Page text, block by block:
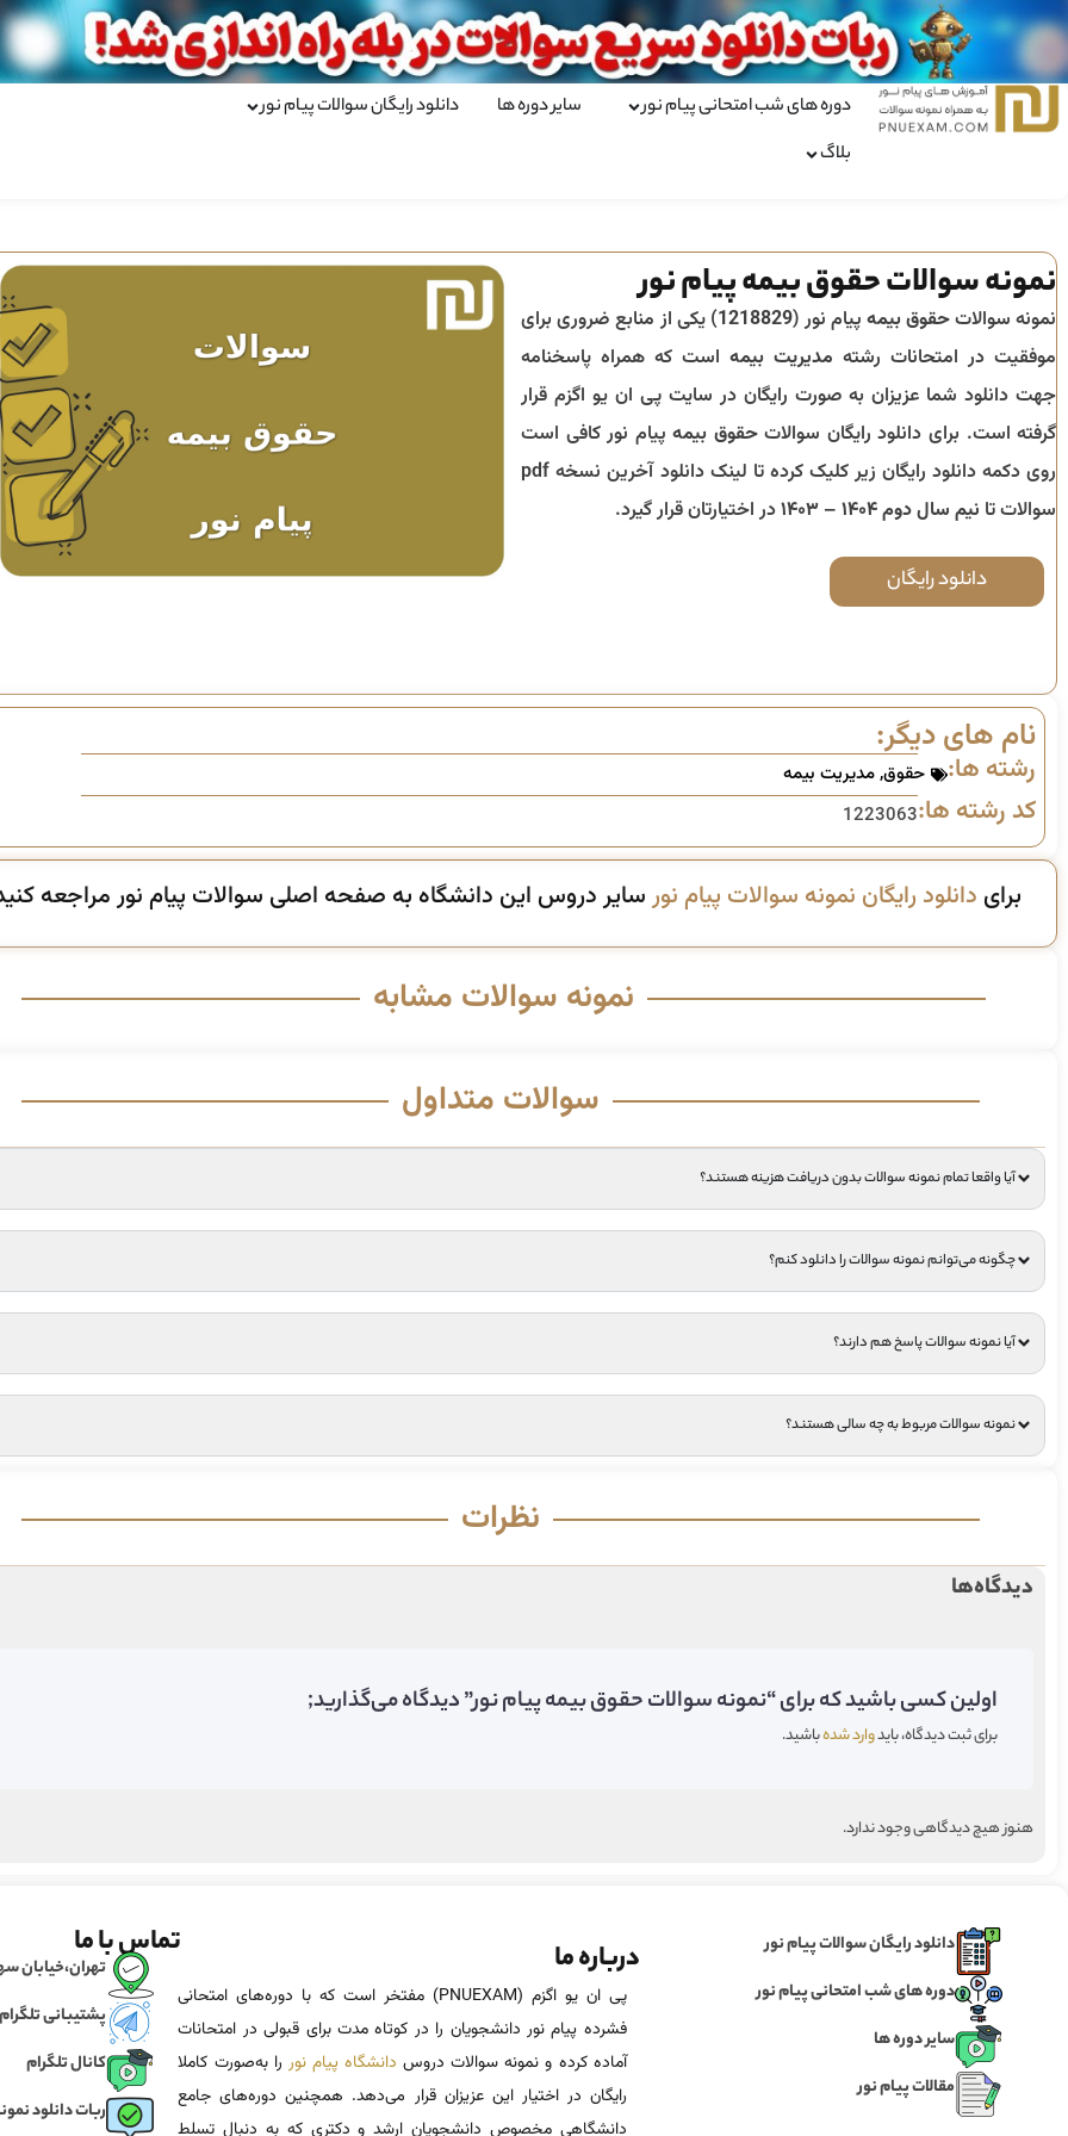
دوره های شب امتحانی پیام نور سایر دوره ها
دانلود رایگان سوالات پیام نور
بلاگ
نمونه سوالات حقوق بیمه پیام نور
نمونه سوالاتحقوق بیمه پیام نور (1218829) یکی از منابع ضروری برای
موفقیت در امتحانات رشته مدیریت بیمهاست که همراه پاسخنامه
جهت دانلود شما عزیزان به صورت رایگان در سایت پی ان یو اگزم قرار
گرفته است. برای دانلود رایگان سوالاتحقوق بیمهپیام نور کافی است
روی دکمه دانلود رایگان زیر کلیک کرده تا لینک دانلود آخرین نسخه pdf
سوالات تا نیم سال دوم ۱۴۰۴ – ۱۴۰۳ در اختیارتان قرار گیرد.
دانلود رایگان
نام های دیگر:
رشته ها: حقوق,مدیریت بیمه
کد رشته ها:1223063
برای دانلود رایگان نمونه سوالات پیام نورسایر دروس این دانشگاه به صفحه اصلی سوالات پیام نور مراجعه
نمونه سوالات مشابه
سوالات متداول
آیا واقعا تمام نمونه سوالات بدون دریافت هزینه هستند؟
چگونه می‌توانم نمونه سوالات را دانلود کنم؟
آیا نمونه سوالات پاسخ هم دارند؟
نمونه سوالات مربوط به چه سالی هستند؟
نظرات
دیدگاه‌ها
اولین کسی باشید که برای “نمونه سوالات حقوق بیمه پیام نور” دیدگاه می‌گذارید;
برای ثبت دیدگاه، بایدوارد شدهباشید.
هنوز هیچ دیدگاهی وجود ندارد.
دانلود رایگان سوالات پیام نور
دوره های شب امتحانی پیام نور
سایر دوره ها
مقالات پیام نور
درباره ما
پی ان یو اگزم (PNUEXAM) مفتخر است که با دوره‌های امتحانی
فشرده پیام نور دانشجویان را در کوتاه مدت برای قبولی در امتحانات
آماده‌ کرده و نمونه سوالات دروس دانشگاه پیام نور را به‌صورت کاملا
رایگان در اختیار این عزیزان قرار می‌دهد. همچنین دوره‌های جامع
دانشگاهی مخصوص دانشجویان ارشد و دکتری که به دنبال تسلط
تماس با ما
تهران،خیابان
پشتیبانی تلگرام
کانال تلگرام
ربات دانلود